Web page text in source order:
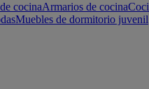
cocinaArmarios de cocina
Muebles de dormitorio juvenil